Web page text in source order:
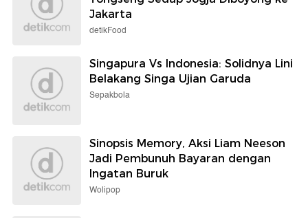
Jakarta
detikFood
Singapura Vs Indonesia: Solidnya Lini
Belakang Singa Ujian Garuda
Sepakbola
Sinopsis Memory, Aksi Liam Neeson
Jadi Pembunuh Bayaran dengan
Ingatan Buruk
Wolipop